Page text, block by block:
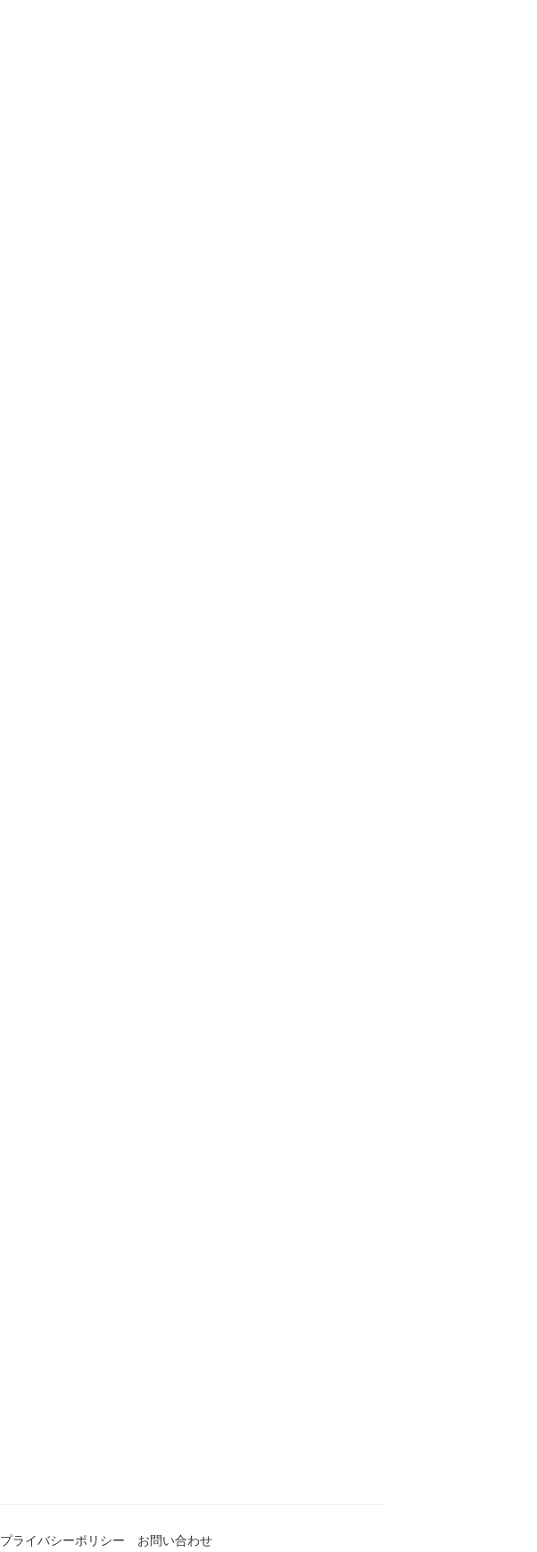
プライバシーポリシー お問い合わせ